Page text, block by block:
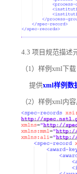
4.3 项目规范描述
（1）样例xml下载
提供xml样例数
（2）样例xml内